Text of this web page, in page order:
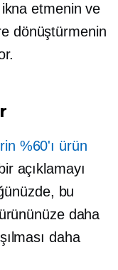
etmenin ve
dönüştürmenin
%60'ı ürün
bir açıklamayı
bu
daha
daha